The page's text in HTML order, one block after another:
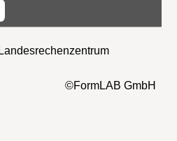
©FormLAB GmbH